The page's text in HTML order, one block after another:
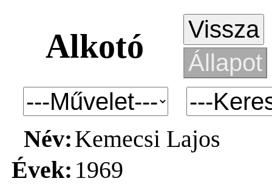
Alkotó
Név:Kemecsi Lajos
Évek: 1969